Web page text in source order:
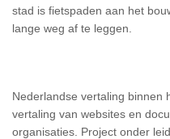
stad is fietspaden aan het
lange weg af te leggen.
Nederlandse vertaling binnen
vertaling van websites en
organisaties. Project onder